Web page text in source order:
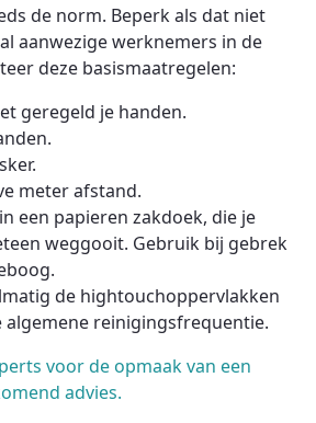
de norm. Beperk als dat niet
aanwezige werknemers in de
deze basismaatregelen:
geregeld je handen.
meter afstand.
een papieren zakdoek, die je
weggooit. Gebruik bij gebrek
de hightouchoppervlakken
algemene reinigingsfrequentie.
voor de opmaak van een
advies.